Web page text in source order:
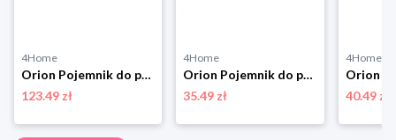
4Home
Orion Pojemnik do przechowywania z pokrywą, 55 l
123.49 zł
4Home
Orion Pojemnik do przechowywania Storage, 37 x 29 cm
35.49 zł
4Home
40.49 zł